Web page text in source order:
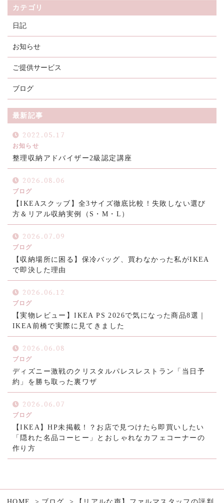
カテゴリ
日記
お知らせ
ご提供サービス
ブログ
最新記事
2022.05.17
お知らせ
整理収納アドバイザー2級認定講座
2026.08.06
ブログ
【IKEAスクッブ】全3サイズ徹底比較！失敗しない選び
方＆リアル収納実例（S・M・L）
2026.07.09
ブログ
【収納場所に困る】保冷バッグ、買わなかった私がIKEA
で即決した理由
2026.06.12
ブログ
【実物レビュー】IKEA PS 2026で気になった商品8選｜
IKEA前橋で実際に見てきました
2026.06.08
ブログ
ディズニー激戦のクリスタルパレスレストラン「当日予
約」を勝ち取った裏ワザ
2026.06.07
ブログ
【IKEA】HP未掲載！？お店で見つけたら即買いしたい
「隠れた名品コーヒー」とおしゃれなカフェコーナーの
作り方